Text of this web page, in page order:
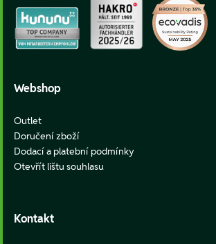
Webshop
Outlet
Doručení zboží
Dodací a platební podmínky
Otevřít lištu souhlasu
Kontakt